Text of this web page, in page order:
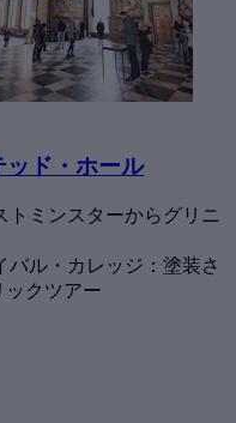
ッド・ホール
トミンスターからグリニ
バル・カレッジ：塗装さ
ックツアー